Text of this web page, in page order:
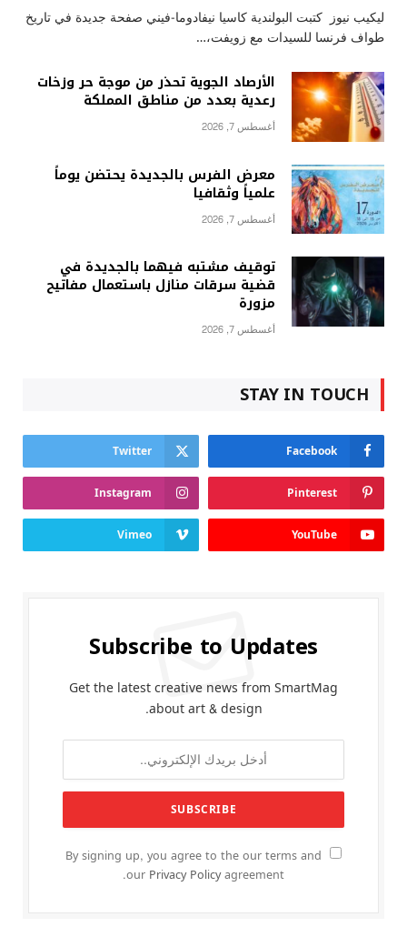
ليكيب نيوز كتبت البولندية كاسيا نيفادوما-فيني صفحة جديدة في تاريخ
طواف فرنسا للسيدات مع زويفت،…
الأرصاد الجوية تحذر من موجة حر وزخات
رعدية بعدد من مناطق المملكة
أغسطس 7, 2026
معرض الفرس بالجديدة يحتضن يوماً
علمياً وثقافيا
أغسطس 7, 2026
توقيف مشتبه فيهما بالجديدة في
قضية سرقات منازل باستعمال مفاتيح
مزورة
أغسطس 7, 2026
STAY IN TOUCH
Facebook
Twitter
Pinterest
Instagram
YouTube
Vimeo
Subscribe to Updates
Get the latest creative news from SmartMag
about art & design.
By signing up, you agree to the our terms and
our Privacy Policyagreement.